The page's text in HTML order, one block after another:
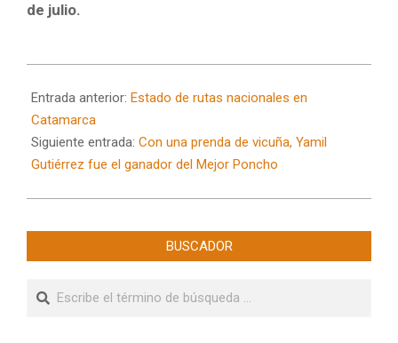
de julio.
07-
19
Entrada anterior: Estado de rutas nacionales en
Catamarca
Siguiente entrada: Con una prenda de vicuña, Yamil
Gutiérrez fue el ganador del Mejor Poncho
BUSCADOR
Buscar